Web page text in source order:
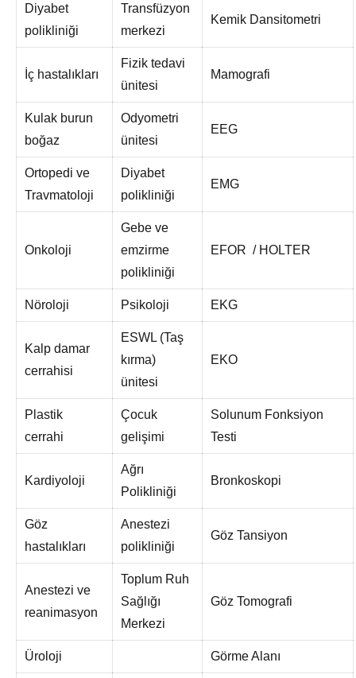
Diyabet
polikliniği
Transfüzyon
merkezi
Kemik Dansitometri
İç hastalıkları
Fizik tedavi
ünitesi
Mamografi
Kulak burun
boğaz
Odyometri
ünitesi
EEG
Ortopedi ve
Travmatoloji
Diyabet
polikliniği
EMG
Onkoloji
Gebe ve
emzirme
polikliniği
EFOR / HOLTER
Nöroloji Psikoloji EKG
Kalp damar
cerrahisi
ESWL (Taş
kırma)
ünitesi
EKO
Plastik
cerrahi
Çocuk
gelişimi
Solunum Fonksiyon
Testi
Kardiyoloji
Ağrı
Polikliniği
Bronkoskopi
Göz
hastalıkları
Anestezi
polikliniği
Göz Tansiyon
Anestezi ve
reanimasyon
Toplum Ruh
Sağlığı
Merkezi
Göz Tomografi
Üroloji Görme Alanı